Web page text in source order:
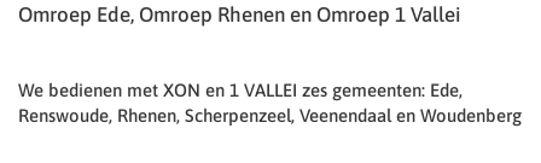
Omroep Ede, Omroep Rhenen en Omroep 1 Vallei
We bedienen met XON en 1 VALLEI zes gemeenten: Ede,
Renswoude, Rhenen, Scherpenzeel, Veenendaal en Woudenberg